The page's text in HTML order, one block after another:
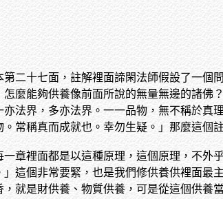
第二十七面，註解裡面諦閑法師假設了一個
怎麼能夠供養像前面所說的無量無邊的諸佛
亦法界，多亦法界。一一品物，無不稱於真
。常稱真而成就也。幸勿生疑。」那麼這個
一章裡面都是以這種原理，這個原理，不外
」這個非常要緊，也是我們修供養供裡面最
，就是財供養、物質供養，可是從這個供養